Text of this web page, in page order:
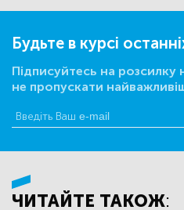
Будьте в курсі
Підписуйтесь на
не пропускати
ЧИТАЙТЕ ТАКОЖ: